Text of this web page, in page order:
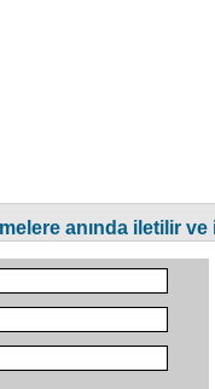
anında iletilir